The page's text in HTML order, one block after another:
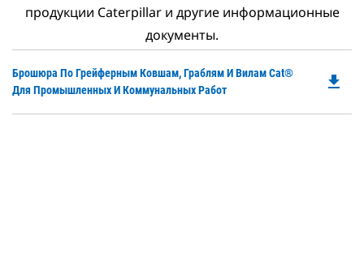
продукции Caterpillar и другие информационные
документы.
Брошюра По Грейферным Ковшам, Граблям И Вилам Cat®
Для Промышленных И Коммунальных Работ
file_download